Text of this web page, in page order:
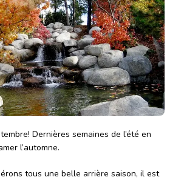
Dernières semaines de l’été en
l’automne.
tous une belle arrière saison, il est